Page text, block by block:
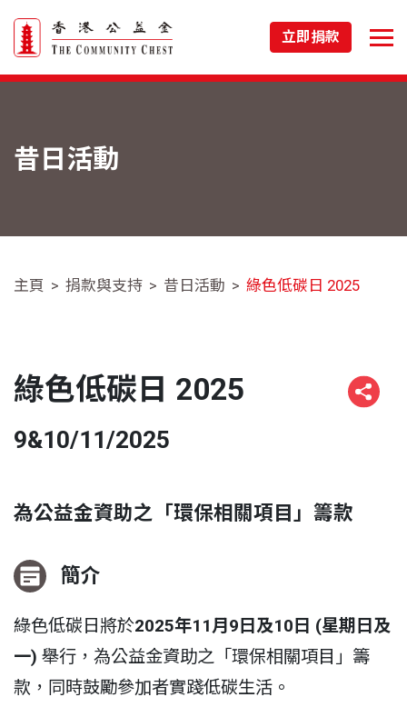
立即捐款
昔日活動
主頁 捐款與支持 昔日活動 綠色低碳日 2025
綠色低碳日 2025
9&10/11/2025
為公益金資助之「環保相關項目」籌款
簡介
綠色低碳日將於2025年11月9日及10日 (星期日及
一) 舉行，為公益金資助之「環保相關項目」籌
款，同時鼓勵參加者實踐低碳生活。